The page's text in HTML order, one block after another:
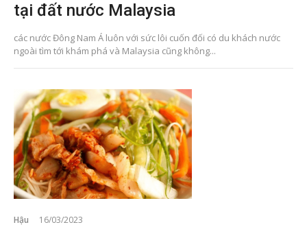
tại đất nước Malaysia
các nước Đông Nam Á luôn với sức lôi cuốn đối có du khách nước
ngoài tìm tới khám phá và Malaysia cũng không...
Hậu 16/03/2023